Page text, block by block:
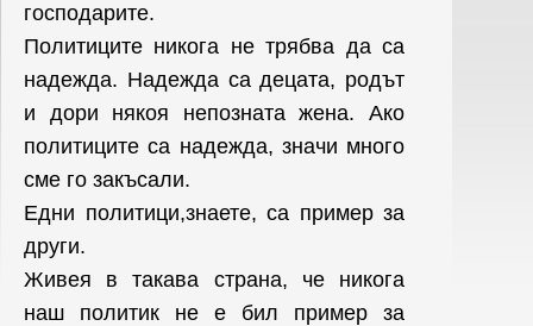
господарите.
Политиците никога не трябва да са
надежда. Надежда са децата, родът
и дори някоя непозната жена. Ако
политиците са надежда, значи много
сме го закъсали.
Едни политици,знаете, са пример за
други.
Живея в такава страна, че никога
наш политик не е бил пример за